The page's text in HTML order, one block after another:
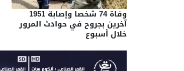
وفاة 74 شخصا وإصابة 1951
آخرين بجروح في حوادث المرور
خلال أسبوع